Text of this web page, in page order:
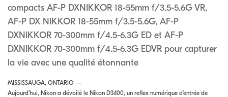
compacts AF-P DXNIKKOR 18-55mm f/3.5-5.6G VR,
AF-P DX NIKKOR 18-55mm f/3.5-5.6G, AF-P
DXNIKKOR 70-300mm f/4.5-6.3G ED et AF-P
DXNIKKOR 70-300mm f/4.5-6.3G EDVR pour capturer
la vie avec une qualité étonnante
MISSISSAUGA, ONTARIO —
Aujourd’hui, Nikon a dévoilé le Nikon D3400, un reflex numérique d’entrée de